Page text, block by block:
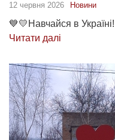
12 червня 2026 Новини
💙💛Навчайся в
Читати далі